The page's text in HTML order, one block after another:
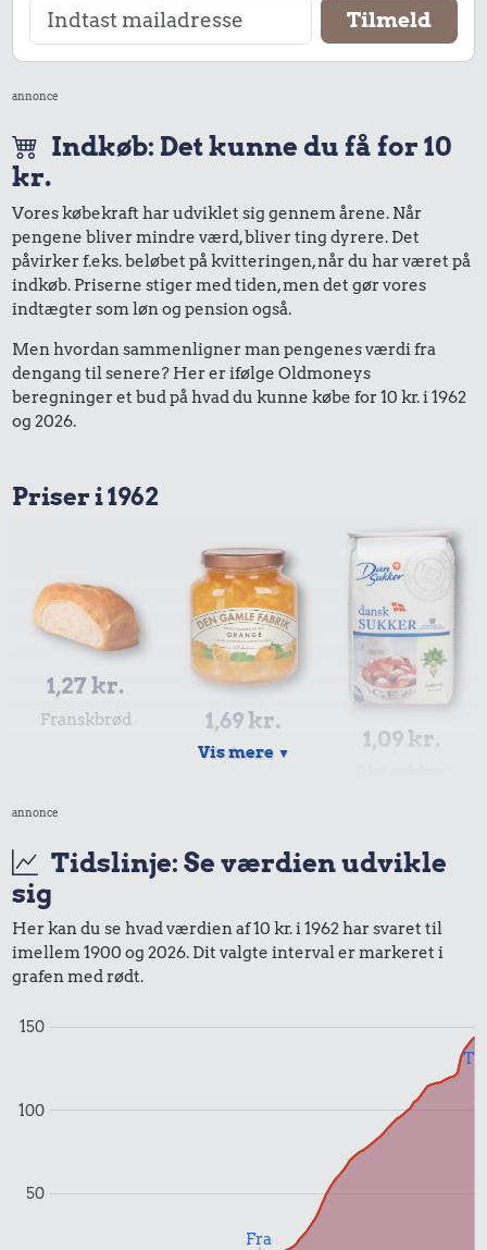
annonce
Indkøb: Det kunne du få for 10
kr.
Vores købekraft har udviklet sig gennem årene. Når
pengene bliver mindre værd, bliver ting dyrere. Det
påvirker f.eks. beløbet på kvitteringen, når du har været på
indkøb. Priserne stiger med tiden, men det gør vores
indtægter som løn og pension også.
Men hvordan sammenligner man pengenes værdi fra
dengang til senere? Her er ifølge Oldmoneys
beregninger et bud på hvad du kunne købe for 10 kr. i 1962
og 2026.
Priser i 1962
1,27 kr.
Franskbrød 1,69 kr.
Syltetøj
1,09 kr.
2,26 kr.
Æble
1,34 kr.
0,07 kr.
Vis mere ▼
annonce
Tidslinje: Se værdien udvikle
sig
Her kan du se hvad værdien af 10 kr. i 1962 har svaret til
imellem 1900 og 2026. Dit valgte interval er markeret i
grafen med rødt.
50
100
150
Fra
Til